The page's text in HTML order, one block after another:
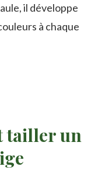
il développe
à chaque
tailler un